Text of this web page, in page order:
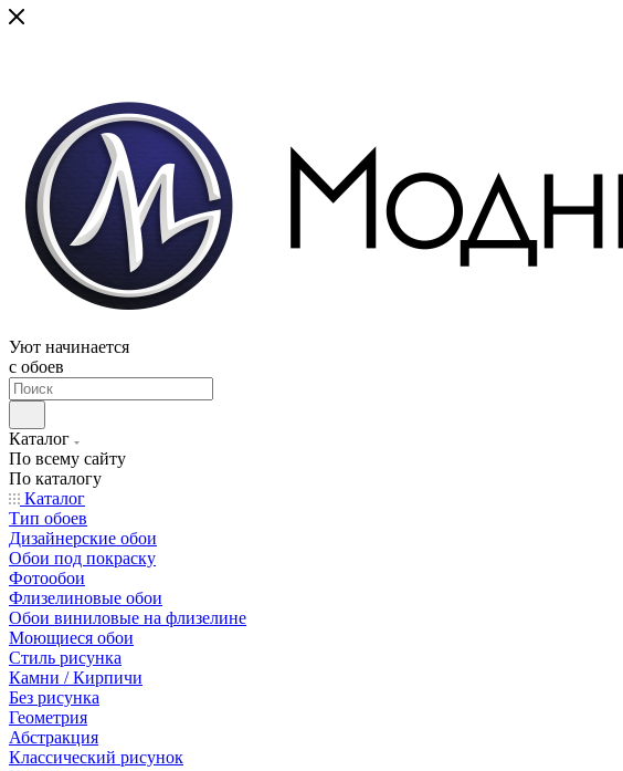
Уют начинается
c обоев
Каталог
По всему сайту
По каталогу
Каталог
Тип обоев
Дизайнерские обои
Обои под покраску
Фотообои
Флизелиновые обои
Обои виниловые на флизелине
Моющиеся обои
Стиль рисунка
Камни / Кирпичи
Без рисунка
Геометрия
Абстракция
Классический рисунок